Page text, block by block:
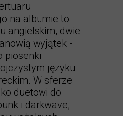
na albumie to
angielskim, dwie
wyjątek -
piosenki
języku
W sferze
duetowi do
i darkwave,